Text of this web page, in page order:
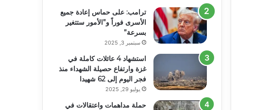
ترامب: على حماس إعادة جميع
الأسرى فوراً و”الأمور ستتغير
بسرعة”
سبتمبر 3, 2025
استشهاد 4 عائلات كاملة في
غزة وارتفاع حصيلة الشهداء منذ
فجر اليوم إلى 62 شهيدا
يوليو 29, 2025
حملة مداهمات واعتقالات في